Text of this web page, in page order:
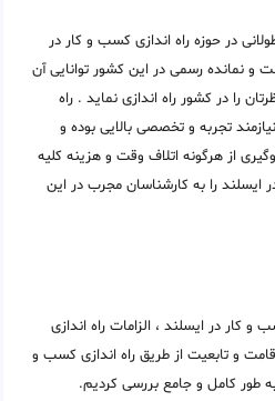
در حوزه راه اندازی کسب و کار در
و نمانده رسمی در این کشور توانایی آن
را در کشور راه اندازی نماید . راه
تجربه و تخصصی بالایی بوده و
از هرگونه اتلاف وقت و هزینه کلیه
ایسلند را به کارشناسان مجرب در این
و کار در ایسلند ، الزامات راه اندازی
و تابعیت از طریق راه اندازی کسب و
به طور کامل و جامع بررسی کردیم.